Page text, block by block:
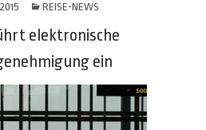
REISE-NEWS
elektronische
ein